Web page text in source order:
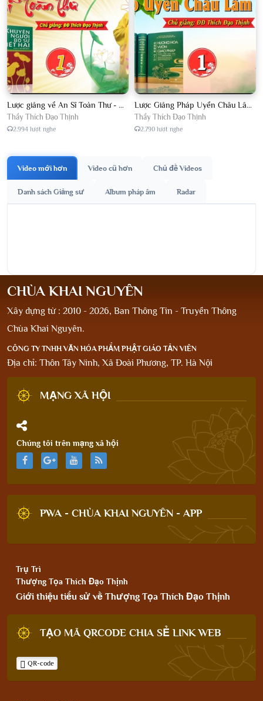
Lược giảng về An Sĩ Toàn Thư - Chủ giảng Đại Đức Thích Đạo Thịnh
Thầy Thích Đạo Thịnh
2.994 lượt nghe
Lược Giảng Pháp Uyển Châu Lâm, Chủ giảng Đại Đức Thích Đạo Thịnh
Thầy Thích Đạo Thịnh
2.790 lượt nghe
Video mới hơn Video cũ hơn Chủ đề Videos
Danh sách Giảng sư Album pháp âm Radar
CHÙA KHAI NGUYÊN
Xây dựng từ : 2010 - 2026, Ban Thông Tin - Truyền Thông
Chùa Khai Nguyên.
CÔNG TY TNHH VĂN HÓA PHẨM PHẬT GIÁO TẢN VIÊN
Địa chỉ: Thôn Tây Ninh, Xã Đoài Phương, TP. Hà Nội
MẠNG XÃ HỘI
Chúng tôi trên mạng xã hội
PWA - CHÙA KHAI NGUYÊN - APP
Trụ Trì
Thượng Tọa Thích Đạo Thịnh
Giới thiệu tiểu sử về Thượng Tọa Thích Đạo Thịnh
TẠO MÃ QRCODE CHIA SẺ LINK WEB
QR-code